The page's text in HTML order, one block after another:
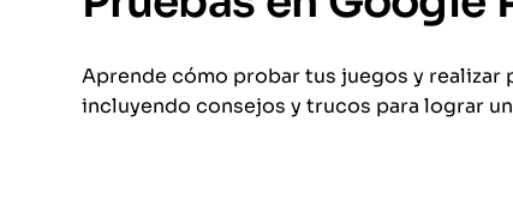
Aprende cómo probar tus juegos y realizar
incluyendo consejos y trucos para lograr